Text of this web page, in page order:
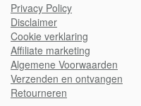
Privacy Policy
Disclaimer
Cookie verklaring
Affiliate marketing
Algemene Voorwaarden
Verzenden en ontvangen
Retourneren